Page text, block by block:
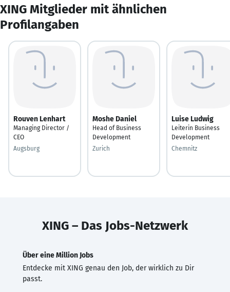
XING Mitglieder mit ähnlichen
Profilangaben
Rouven Lenhart
Managing Director /
CEO
Augsburg
Moshe Daniel
Head of Business
Development
Zurich
Luise Ludwig
Leiterin Business
Development
Chemnitz
XING – Das Jobs-Netzwerk
Über eine Million Jobs
Entdecke mit XING genau den Job, der wirklich zu Dir
passt.